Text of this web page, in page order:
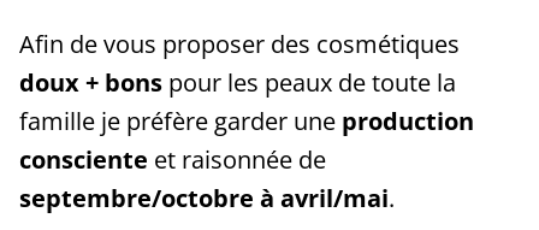
Afin de vous proposer des cosmétiques
doux + bons pour les peaux de toute la
famille je préfère garder une production
consciente et raisonnée de
septembre/octobre à avril/mai.